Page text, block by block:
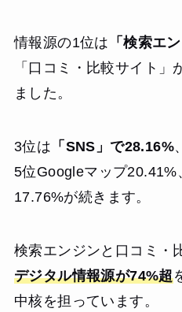
情報源の1位は 「検索エ
「口コミ・比較サイト」
ました。
3位は 「SNS」で28.16%
5位Googleマップ
17.76%が続きます。
検索エンジンと口コミ・
デジタル情報源が74%超
中核を担っています。